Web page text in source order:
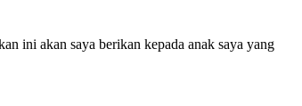
ini akan saya berikan kepada anak saya yang